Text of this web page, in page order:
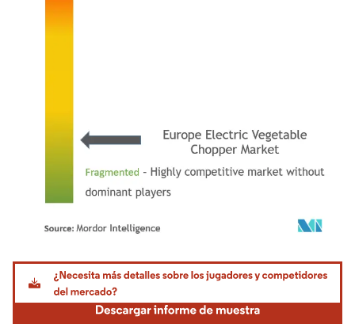
Imagen © Mordor Intelligence. El uso requiere atribución según CC BY 4.0.